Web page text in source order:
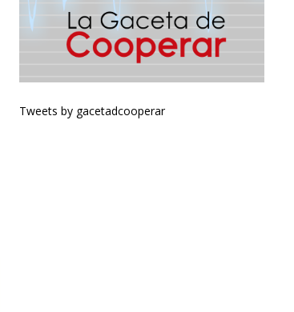
Tweets by gacetadcooperar